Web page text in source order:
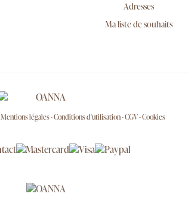
Adresses
Ma liste de souhaits
Mentions légales Conditions d'utilisation CGV Cookies